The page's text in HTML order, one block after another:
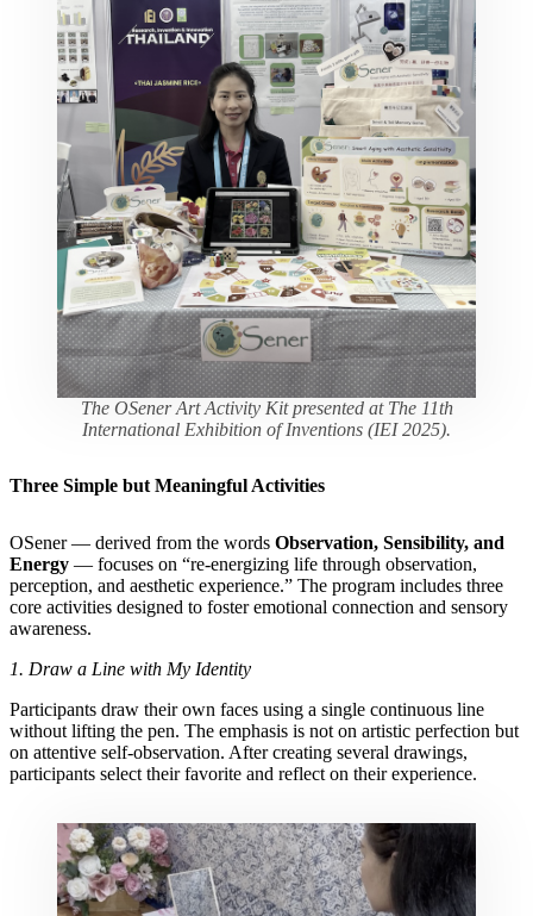
The OSener Art Activity Kit presented at The 11th
International Exhibition of Inventions (IEI 2025).
Three Simple but Meaningful Activities
OSener — derived from the words Observation, Sensibility, and
Energy — focuses on “re-energizing life through observation,
perception, and aesthetic experience.” The program includes three
core activities designed to foster emotional connection and sensory
awareness.
1. Draw a Line with My Identity
Participants draw their own faces using a single continuous line
without lifting the pen. The emphasis is not on artistic perfection but
on attentive self-observation. After creating several drawings,
participants select their favorite and reflect on their experience.